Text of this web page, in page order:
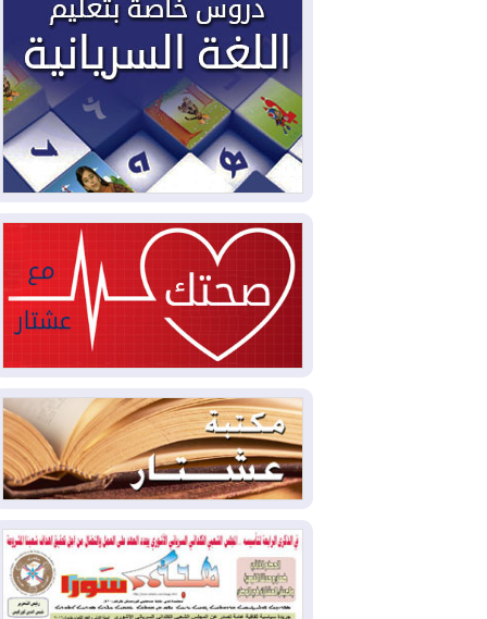
2026-08-03العراق يؤكد مجدداً التزامه
بمنع الهجمات على الدول المجاورة
2026-08-03العجز والاقتراض يطوقان
المالية العراقية.. اقتراض يتجاوز 3 تريليونات
دينار!
2026-08-03كوبا تغرق في الظلام مجددا
2026-08-03
أوامر بإجلاء 60 ألف شخص
بسبب الحرائق في ولاية واشنطن
2026-08-02
مشروع "حسابي" يُمهل
الموظفين حتى نهاية أغسطس لاستلام
بطاقاتهم المصرفية
2026-08-02دمشق وعمّان تحذران بغداد:
أي هجوم من أراضي العراق سيواجه برد
2026-08-02ترامب: الولايات المتحدة
وإسرائيل تعلقان شن ضربات على إيران
2026-08-01
تقرير: الولايات المتحدة تسحب
منظومة باتريوت الدفاعية من أربيل